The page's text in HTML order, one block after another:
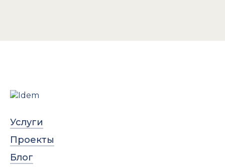
Услуги
Проекты
Блог